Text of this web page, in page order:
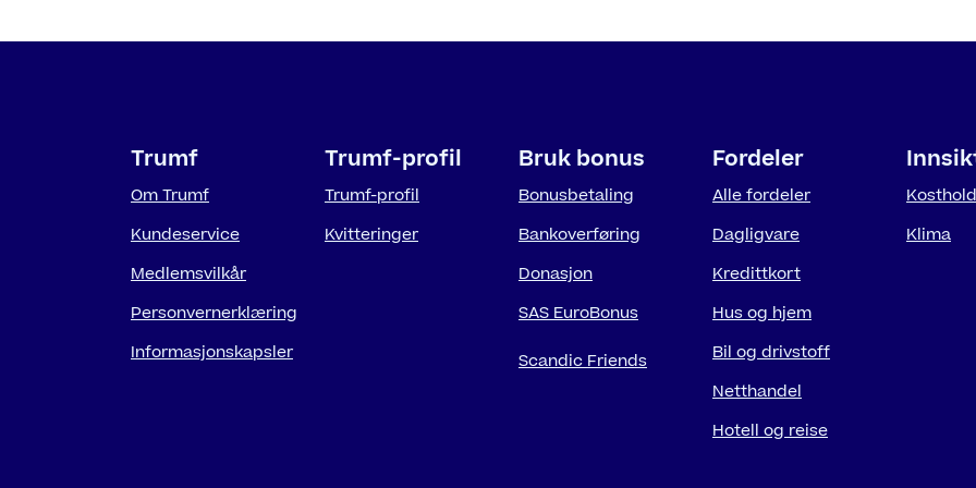
Trumf
Om Trumf
Kundeservice
Medlemsvilkår
Personvernerklæring
Informasjonskapsler
Trumf-profil
Trumf-profil
Kvitteringer
Bruk bonus
Bonusbetaling
Bankoverføring
Donasjon
SAS EuroBonus
Scandic Friends
Fordeler
Alle fordeler
Dagligvare
Kredittkort
Hus og hjem
Bil og drivstoff
Netthandel
Hotell og reise
Kosthold
Klima